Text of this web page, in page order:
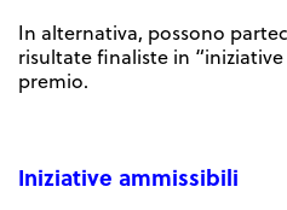
In alternativa, possono
risultate finaliste in
premio.
Iniziative ammissibili